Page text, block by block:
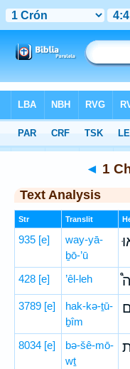
Hebrew> 1 Chronicles 4:41
◄ 1
Text Analysis
Str Translit
935 [e]
way-yā-
ḇō-’ū
428 [e] ’êl-leh
3789 [e]
hak-kə-ṯū-
ḇîm
8034 [e]
bə-šê-mō-
wṯ